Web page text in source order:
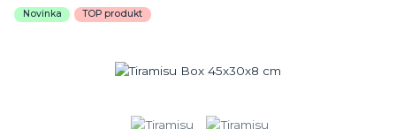
Novinka TOP produkt